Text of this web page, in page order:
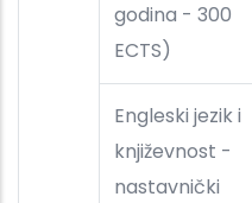
godina - 300
ECTS)
Engleski jezik i
književnost -
nastavnički